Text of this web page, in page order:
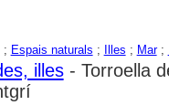
; Espais naturals ; Illes ; Mar;
illes- Torroella